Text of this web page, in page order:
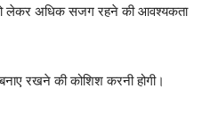
लेकर अधिक सजग रहने की आवश्यकता
रखने की कोशिश करनी होगी।